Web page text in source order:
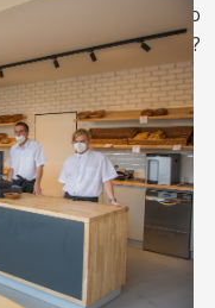
pohár nebo
točenou zmrzlinu?